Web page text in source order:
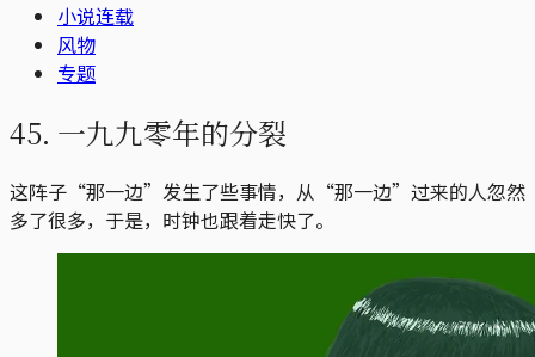
小说连载
风物
专题
45. 一九九零年的分裂
这阵子“那一边”发生了些事情，从“那一边”过来的人忽然
多了很多，于是，时钟也跟着走快了。